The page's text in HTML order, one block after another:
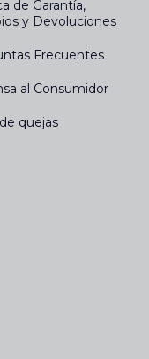
de Garantía,
y Devoluciones
Frecuentes
al Consumidor
quejas